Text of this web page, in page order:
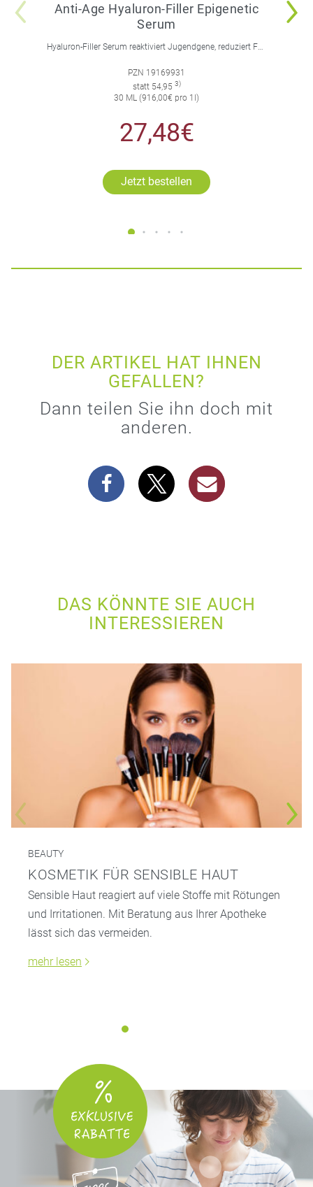
Anti-Age Hyaluron-Filler Epigenetic
Serum
PZN 19169931
statt 54,95 3)
30 ML (916,00€ pro 1l)
27,48€
Jetzt bestellen
DER ARTIKEL HAT IHNEN
GEFALLEN?
Dann teilen Sie ihn doch mit
anderen.
DAS KÖNNTE SIE AUCH
INTERESSIEREN
BEAUTY
KOSMETIK FÜR SENSIBLE HAUT
Sensible Haut reagiert auf viele Stoffe mit Rötungen
und Irritationen. Mit Beratung aus Ihrer Apotheke
lässt sich das vermeiden.
mehr lesen